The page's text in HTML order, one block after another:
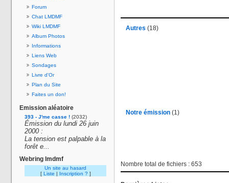
Forum
Chat LMDMF
Wiki LMDMF
Album Photos
Informations
Liens Web
Sondages
Livre d'Or
Plan du Site
Faites un don!
Emission aléatoire
393 - J'me casse ! (2032)
Émission du lundi 26 juin
2000 :
La tension est palpable à la
forêt e...
Webring lmdmf
Un site au hasard
[ Liste | Inscription ? ]
Autres (18)
Notre émission (1)
Nombre total de fichiers : 653